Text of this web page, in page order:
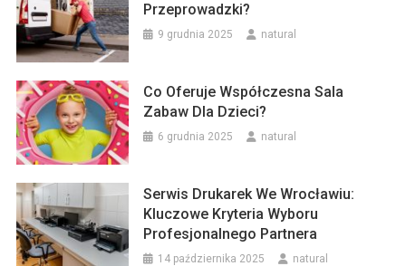
Przeprowadzki?
9 grudnia 2025 natural
Co Oferuje Współczesna Sala
Zabaw Dla Dzieci?
6 grudnia 2025 natural
Serwis Drukarek We Wrocławiu:
Kluczowe Kryteria Wyboru
Profesjonalnego Partnera
14 października 2025 natural